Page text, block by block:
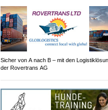
Sicher von A nach B – mit den
der Rovertrans AG